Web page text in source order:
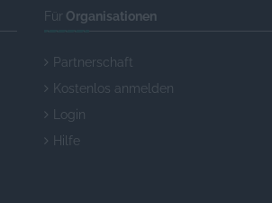
Für Organisationen
Partnerschaft
Kostenlos anmelden
Login
Hilfe